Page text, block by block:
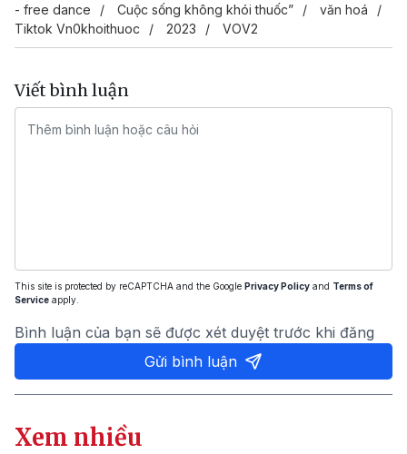
- free dance
Cuộc sống không khói thuốc”
văn hoá
Tiktok Vn0khoithuoc
2023 VOV2
Viết bình luận
This site is protected by reCAPTCHA and the Google Privacy Policy and Terms of
Service apply.
Bình luận của bạn sẽ được xét duyệt trước khi đăng
Gửi bình luận
Xem nhiều